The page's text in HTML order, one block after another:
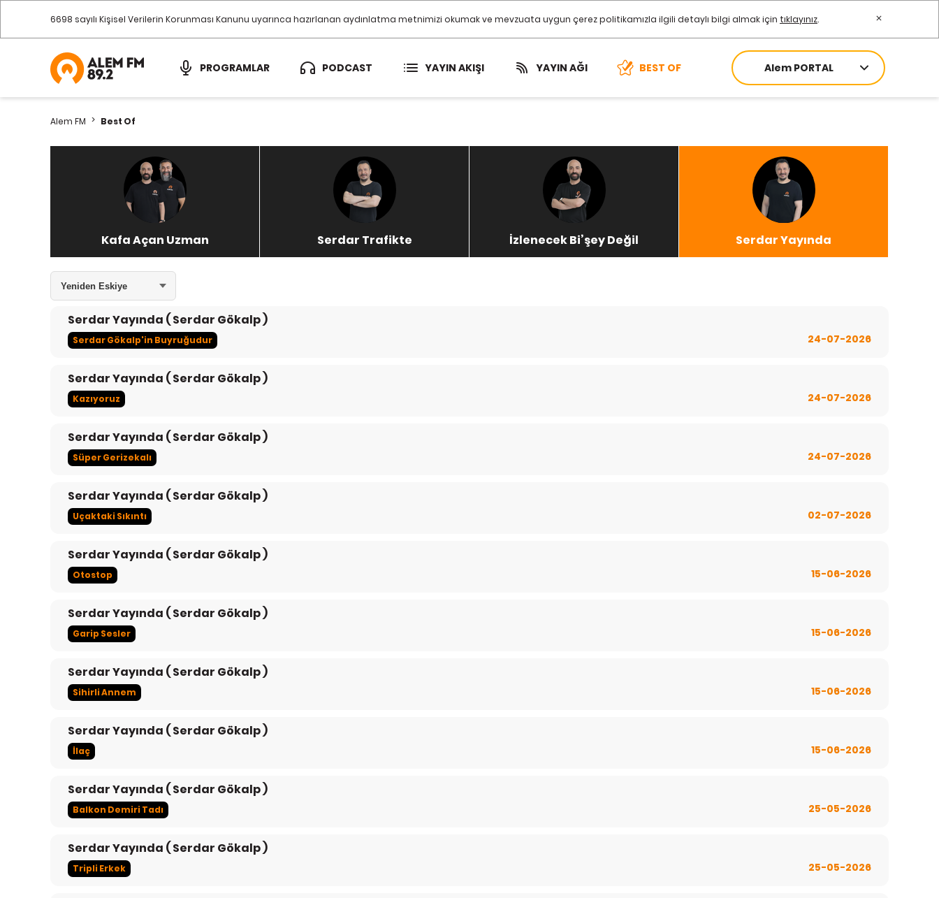
6698 sayılı Kişisel Verilerin Korunması Kanunu uyarınca hazırlanan aydınlatma metnimizi okumak ve mevzuata uygun çerez politikamızla ilgili detaylı bilgi almak için tıklayınız.
PROGRAMLAR PODCAST YAYIN AKIŞI YAYIN AĞI BEST OF Alem PORTAL
Alem FM > Best Of
Kafa Açan Uzman Serdar Trafikte İzlenecek Bi’şey Değil Serdar Yayında
Serdar Yayında ( Serdar Gökalp )
Serdar Gökalp'in Buyruğudur 24-07-2026
Serdar Yayında ( Serdar Gökalp )
Kazıyoruz 24-07-2026
Serdar Yayında ( Serdar Gökalp )
Süper Gerizekalı 24-07-2026
Serdar Yayında ( Serdar Gökalp )
Uçaktaki Sıkıntı 02-07-2026
Serdar Yayında ( Serdar Gökalp )
Otostop 15-06-2026
Serdar Yayında ( Serdar Gökalp )
Garip Sesler 15-06-2026
Serdar Yayında ( Serdar Gökalp )
Sihirli Annem 15-06-2026
Serdar Yayında ( Serdar Gökalp )
İlaç 15-06-2026
Serdar Yayında ( Serdar Gökalp )
Balkon Demiri Tadı 25-05-2026
Serdar Yayında ( Serdar Gökalp )
Tripli Erkek 25-05-2026